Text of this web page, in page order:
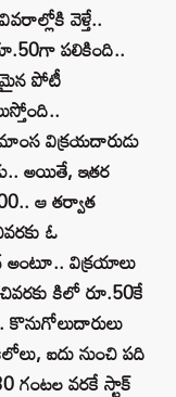
వెళ్తే..
పలికింది..
పోటీ
విక్రయదారుడు
అయితే, ఇతర
ఆ తర్వాత
ఓ
విక్రయాలు
కిలో రూ.50కే
ఐదు నుంచి పది
గంటల వరకే స్టాక్‌